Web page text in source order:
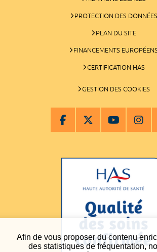
Afin de vous proposer du contenu
des statistiques de fréquentation,
PROTECTION DES DONNÉES
PLAN DU SITE
FINANCEMENTS
CERTIFICATION HAS
GESTION DES COOKIES